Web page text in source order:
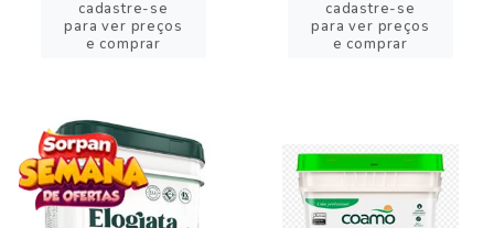
cadastre-se
para ver preços
e comprar
cadastre-se
para ver preços
e comprar